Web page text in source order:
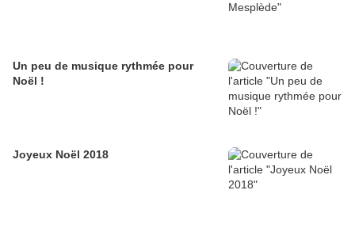
Un peu de musique rythmée pour
Noël !
Joyeux Noël 2018